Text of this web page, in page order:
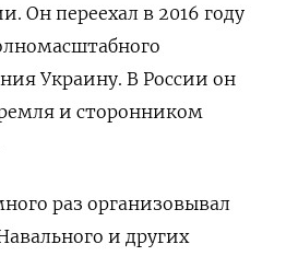
Он переехал в 2016 году
Украину. В России он
и сторонником
раз организовывал
и других